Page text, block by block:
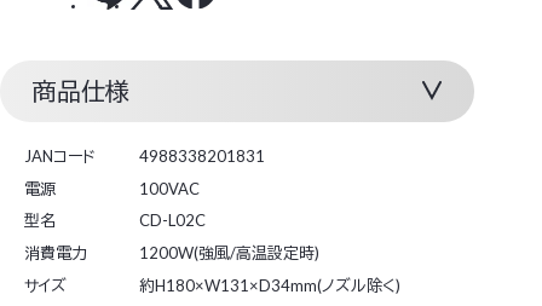
商品仕様
JANコード
4988338201831
電源
100VAC
型名
CD-L02C
消費電力
1200W(強風/高温設定時)
サイズ
約H180×W131×D34mm(ノズル除く)